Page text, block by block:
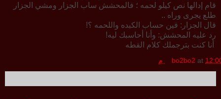
قام إدالها نص كيلو لحمه ؛ فالمحشش ساب الجزار ومشي الجزار
طلع يجرى وراه ..
قال الجزار: فين حساب الكبده واللحمه ؟!
رد عليه المحشش: وأنا أحاسبك ليه!
أنا كنت بترجملك كلام القطه
bo2bo2 at م